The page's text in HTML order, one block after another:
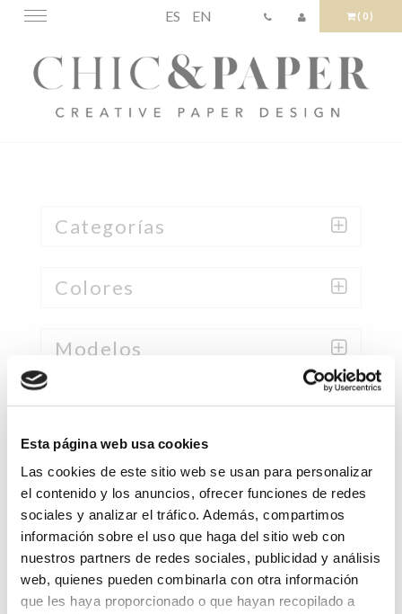
Esta página web usa cookies
Las cookies de este sitio web se usan para personalizar
el contenido y los anuncios, ofrecer funciones de redes
sociales y analizar el tráfico. Además, compartimos
información sobre el uso que haga del sitio web con
nuestros partners de redes sociales, publicidad y análisis
web, quienes pueden combinarla con otra información
que les haya proporcionado o que hayan recopilado a
(0)
ES EN
Toggle
Categorías
Colores
Modelos
ECOWATERPROOF PAPER FOR
VERDE AGUA